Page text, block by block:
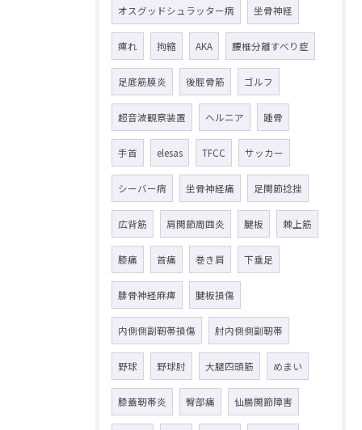
オスグッドシュラッター病 坐骨神経
痺れ 拘縮 AKA 腰椎分離すべり症
足底筋膜炎 後脛骨筋 ゴルフ
超音波観察装置 ヘルニア 踵骨
手首 elesas TFCC サッカー
シーバー病 坐骨神経痛 足関節捻挫
広背筋 肩関節周囲炎 腱板 棘上筋
膝痛 首痛 巻き肩 下垂足
腓骨神経麻痺 腱板損傷
内側側副靭帯損傷 肘内側側副靭帯
野球 野球肘 大腿四頭筋 めまい
膝蓋靭帯炎 臀部痛 仙腸関節障害